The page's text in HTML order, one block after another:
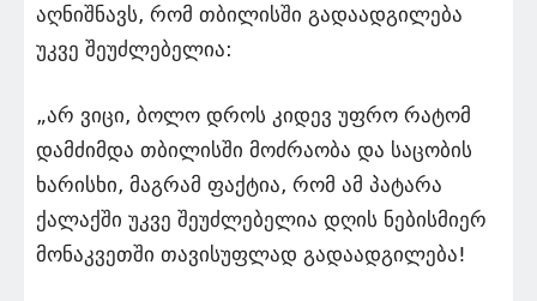
აღნიშნავს, რომ თბილისში გადაადგილება
უკვე შეუძლებელია:
„არ ვიცი, ბოლო დროს კიდევ უფრო რატომ
დამძიმდა თბილისში მოძრაობა და საცობის
ხარისხი, მაგრამ ფაქტია, რომ ამ პატარა
ქალაქში უკვე შეუძლებელია დღის ნებისმიერ
მონაკვეთში თავისუფლად გადაადგილება!